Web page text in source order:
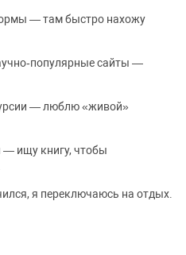
— там быстро нахожу
сайты —
— люблю «живой»
— ищу книгу, чтобы
я переключаюсь на отдых.